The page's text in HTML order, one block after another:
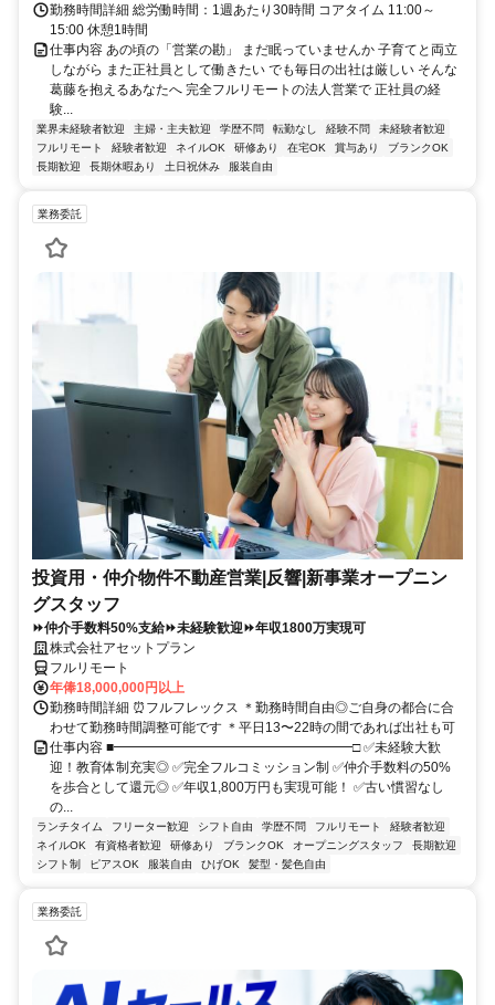
勤務時間詳細 総労働時間：1週あたり30時間 コアタイム 11:00～
15:00 休憩1時間
仕事内容 あの頃の「営業の勘」 まだ眠っていませんか 子育てと両立
しながら また正社員として働きたい でも毎日の出社は厳しい そんな
葛藤を抱えるあなたへ 完全フルリモートの法人営業で 正社員の経
験...
業界未経験者歓迎 主婦・主夫歓迎 学歴不問 転勤なし 経験不問
未経験者歓迎
フルリモート
経験者歓迎 ネイルOK 研修あり 在宅OK 賞与あり
ブランクOK
長期歓迎
長期休暇あり 土日祝休み 服装自由
業務委託
投資用・仲介物件不動産営業|反響|新事業オープニン
グスタッフ
⏩仲介手数料50%支給⏩未経験歓迎⏩年収1800万実現可
株式会社アセットプラン
フルリモート
年俸18,000,000円以上
勤務時間詳細 ⏰フルフレックス ＊勤務時間自由◎ご自身の都合に合
わせて勤務時間調整可能です ＊平日13〜22時の間であれば出社も可
仕事内容 ■━━━━━━━━━━━━━━━━━━□ ✅未経験大歓
迎！教育体制充実◎ ✅完全フルコミッション制 ✅仲介手数料の50%
を歩合として還元◎ ✅年収1,800万円も実現可能！ ✅古い慣習なし
の...
ランチタイム フリーター歓迎 シフト自由 学歴不問 フルリモート
経験者歓迎
ネイルOK
有資格者歓迎 研修あり ブランクOK オープニングスタッフ
長期歓迎
シフト制
ピアスOK 服装自由 ひげOK 髪型・髪色自由
業務委託